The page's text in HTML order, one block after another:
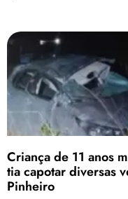
Criança de 11 anos
tia capotar diversas
Pinheiro